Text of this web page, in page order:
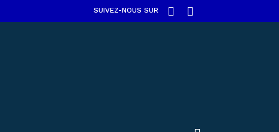
SUIVEZ-NOUS SUR